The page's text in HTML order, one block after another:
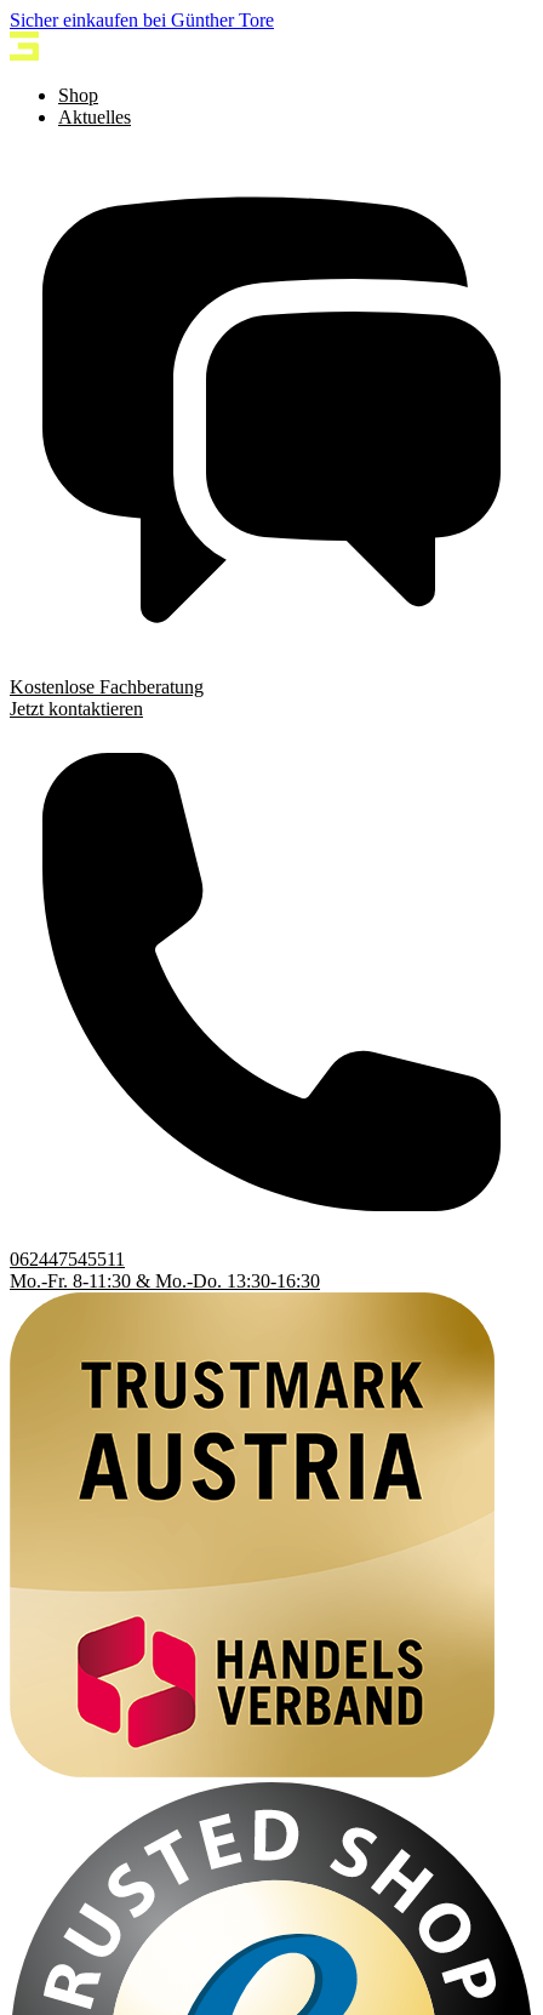
Sicher einkaufen bei Günther Tore
Shop
Aktuelles
Kostenlose Fachberatung
Jetzt kontaktieren
062447545511
Mo.-Fr. 8-11:30 & Mo.-Do. 13:30-16:30